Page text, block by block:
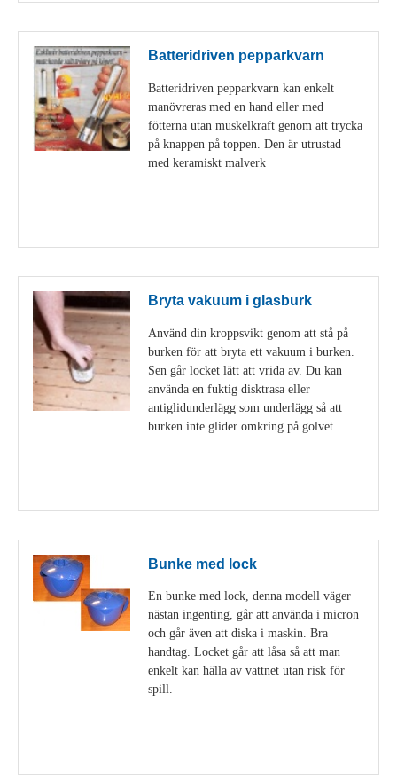
Batteridriven pepparkvarn
Batteridriven pepparkvarn kan enkelt
manövreras med en hand eller med
fötterna utan muskelkraft genom att trycka
på knappen på toppen. Den är utrustad
med keramiskt malverk
Bryta vakuum i glasburk
Använd din kroppsvikt genom att stå på
burken för att bryta ett vakuum i burken.
Sen går locket lätt att vrida av. Du kan
använda en fuktig disktrasa eller
antiglidunderlägg som underlägg så att
burken inte glider omkring på golvet.
Bunke med lock
En bunke med lock, denna modell väger
nästan ingenting, går att använda i micron
och går även att diska i maskin. Bra
handtag. Locket går att låsa så att man
enkelt kan hälla av vattnet utan risk för
spill.